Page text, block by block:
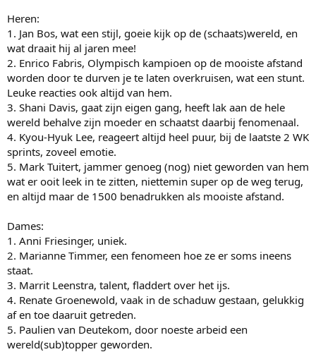
Heren:
1. Jan Bos, wat een stijl, goeie kijk op de (schaats)wereld, en
wat draait hij al jaren mee!
2. Enrico Fabris, Olympisch kampioen op de mooiste afstand
worden door te durven je te laten overkruisen, wat een stunt.
Leuke reacties ook altijd van hem.
3. Shani Davis, gaat zijn eigen gang, heeft lak aan de hele
wereld behalve zijn moeder en schaatst daarbij fenomenaal.
4. Kyou-Hyuk Lee, reageert altijd heel puur, bij de laatste 2 WK
sprints, zoveel emotie.
5. Mark Tuitert, jammer genoeg (nog) niet geworden van hem
wat er ooit leek in te zitten, niettemin super op de weg terug,
en altijd maar de 1500 benadrukken als mooiste afstand.
Dames:
1. Anni Friesinger, uniek.
2. Marianne Timmer, een fenomeen hoe ze er soms ineens
staat.
3. Marrit Leenstra, talent, fladdert over het ijs.
4. Renate Groenewold, vaak in de schaduw gestaan, gelukkig
af en toe daaruit getreden.
5. Paulien van Deutekom, door noeste arbeid een
wereld(sub)topper geworden.